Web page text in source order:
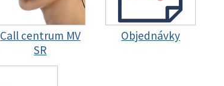
Call centrum MV
SR
Objednávky